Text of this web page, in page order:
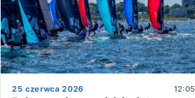
25 czerwca 2026 12:05